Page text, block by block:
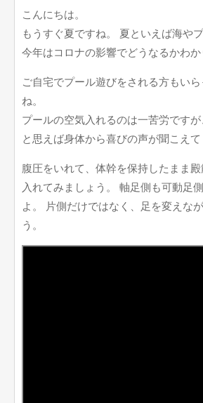
こんにちは。
もうすぐ夏ですね。 夏といえば海や
今年はコロナの影響でどうなるかわ
ご自宅でプール遊びをされる方もい
ね。
プールの空気入れるのは一苦労です
と思えば身体から喜びの声が聞こえて
腹圧をいれて、体幹を保持したまま
入れてみましょう。 軸足側も可動足
よ。 片側だけではなく、足を変えな
う。